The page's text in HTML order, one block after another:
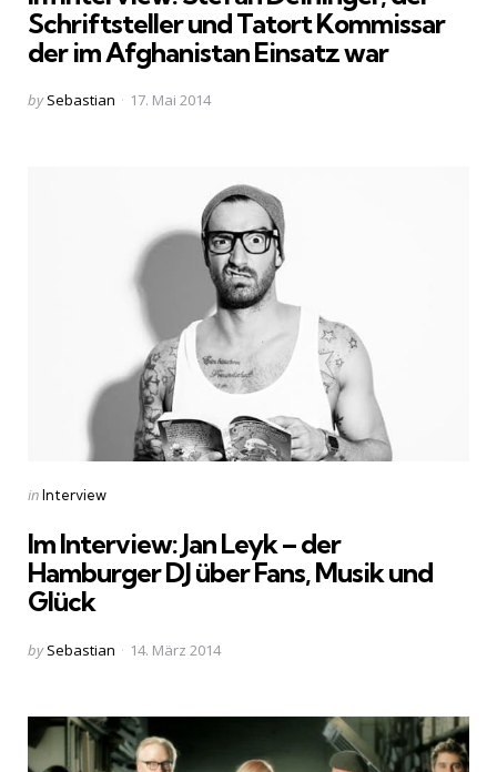
Schriftsteller und Tatort Kommissar
der im Afghanistan Einsatz war
Posted
by Sebastian 17. Mai 2014
Categories
Posted
inInterview
Im Interview: Jan Leyk – der
Hamburger DJ über Fans, Musik und
Glück
Posted
by Sebastian 14. März 2014